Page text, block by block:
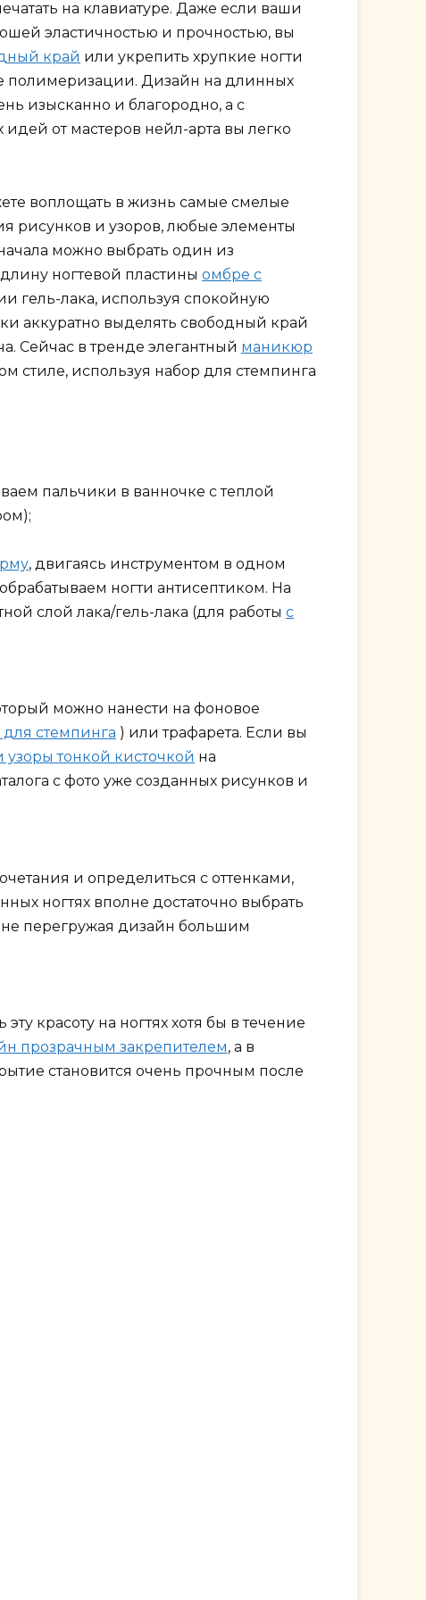
на клавиатуре. Даже если ваши
эластичностью и прочностью, вы
край или укрепить хрупкие ногти
полимеризации. Дизайн на длинных
изысканно и благородно, а с
от мастеров нейл-арта вы легко
воплощать в жизнь самые смелые
рисунков и узоров, любые элементы
можно выбрать один из
ногтевой пластины омбре с
гель-лака, используя спокойную
аккуратно выделять свободный край
Сейчас в тренде элегантный маникюр
стиле, используя набор для стемпинга
пальчики в ванночке с теплой
, двигаясь инструментом в одном
ногти антисептиком. На
слой лака/гель-лака (для работы с
можно нанести на фоновое
стемпинга ) или трафарета. Если вы
узоры тонкой кисточкой на
с фото уже созданных рисунков и
и определиться с оттенками,
ногтях вполне достаточно выбрать
перегружая дизайн большим
красоту на ногтях хотя бы в течение
прозрачным закрепителем, а в
становится очень прочным после